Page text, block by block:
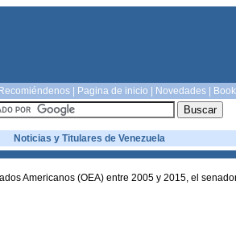
Recomiéndenos| Pagina de inicio Novedades|
Noticias y Titulares de Venezuela
Americanos (OEA) entre 2005 y 2015, el